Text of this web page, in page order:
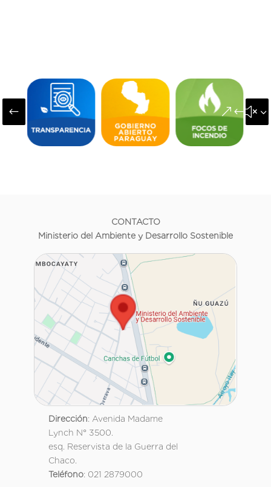
#
CONTACTO
Ministerio del Ambiente y Desarrollo Sostenible
Dirección: Avenida Madame
Lynch N° 3500.
esq. Reservista de la Guerra del
Chaco.
Teléfono: 021 2879000